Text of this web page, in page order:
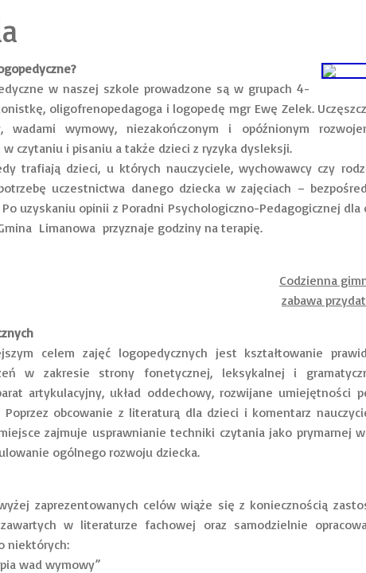
w naszej szkole prowadzone są w grupach 4-
oligofrenopedagoga i logopedę mgr Ewę Zelek.
wadami wymowy, niezakończonym i opóźnionym
czytaniu i pisaniu a także dzieci z ryzyka dysleksji.
dzieci, u których nauczyciele, wychowawcy czy
uczestnictwa danego dziecka w zajęciach –
uzyskaniu opinii z Poradni Psychologiczno-Pedagogicznej dla
Limanowa przyznaje godziny na terapię.
Codzienna
zabawa
zajęć logopedycznych jest kształtowanie
w zakresie strony fonetycznej, leksykalnej i
artykulacyjny, układ oddechowy, rozwijane umiejętności
Poprzez obcowanie z literaturą dla dzieci i komentarz
zajmuje usprawnianie techniki czytania jako prymarnej
ogólnego rozwoju dziecka.
zaprezentowanych celów wiąże się z koniecznością
w literaturze fachowej oraz samodzielnie
niektórych:
wad wymowy”